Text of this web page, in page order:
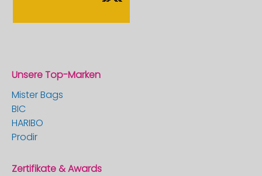
Unsere Top-Marken
Mister Bags
BIC
HARIBO
Prodir
Zertifikate & Awards